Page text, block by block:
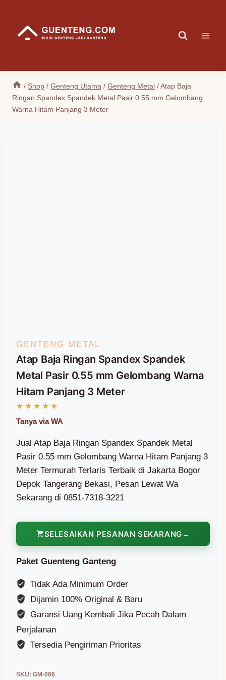
content
/ Shop / Genteng Utama / Genteng Metal /Atap Baja
Ringan Spandex Spandek Metal Pasir 0.55 mm Gelombang
Warna Hitam Panjang 3 Meter
GENTENG METAL
Atap Baja Ringan Spandex Spandek
Metal Pasir 0.55 mm Gelombang Warna
Hitam Panjang 3 Meter
Jual Atap Baja Ringan Spandex Spandek Metal
Pasir 0.55 mm Gelombang Warna Hitam Panjang 3
Meter Termurah Terlaris Terbaik di Jakarta Bogor
Depok Tangerang Bekasi, Pesan Lewat Wa
Sekarang di 0851-7318-3221
SELESAIKAN PESANAN SEKARANG
Paket Guenteng Ganteng
Tidak Ada Minimum Order
Dijamin 100% Original & Baru
Garansi Uang Kembali Jika Pecah Dalam
Perjalanan
Tersedia Pengiriman Prioritas
SKU: GM-066